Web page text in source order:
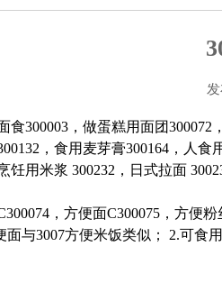
食300003，做蛋糕用面团
，食用麦芽膏300164，人食
饪用米浆 300232，日式拉面
，方便面C300075，方便粉
面与3007方便米饭类似； 2.可食